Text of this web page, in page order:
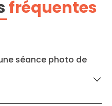
fréquentes
séance photo de